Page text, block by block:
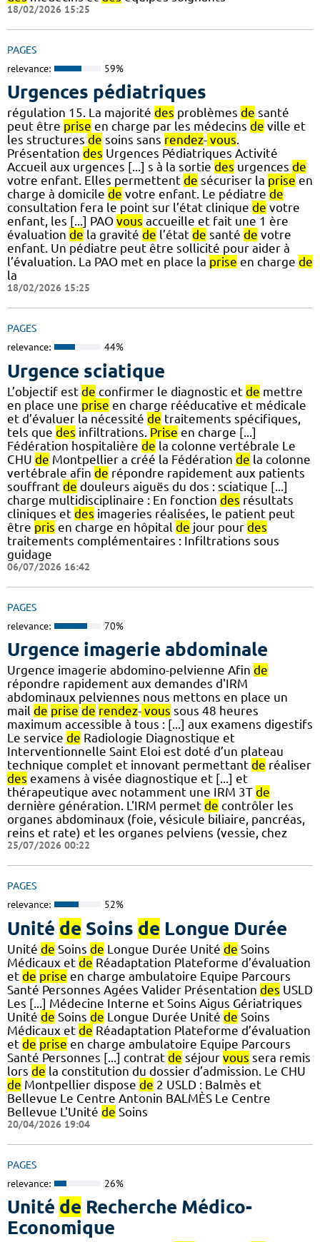
18/02/2026 15:25
PAGES
relevance: 59%
Urgences pédiatriques
régulation 15. La majorité des problèmes de santé
peut être prise en charge par les médecins de ville et
les structures de soins sans rendez- vous.
Présentation des Urgences Pédiatriques Activité
Accueil aux urgences [...] s à la sortie des urgences de
votre enfant. Elles permettent de sécuriser la prise en
charge à domicile de votre enfant. Le pédiatre de
consultation fera le point sur l’état clinique de votre
enfant, les [...] PAO vous accueille et fait une 1 ère
évaluation de la gravité de l’état de santé de votre
enfant. Un pédiatre peut être sollicité pour aider à
l’évaluation. La PAO met en place la prise en charge de
la
18/02/2026 15:25
PAGES
relevance: 44%
Urgence sciatique
L’objectif est de confirmer le diagnostic et de mettre
en place une prise en charge rééducative et médicale
et d’évaluer la nécessité de traitements spécifiques,
tels que des infiltrations. Prise en charge [...]
Fédération hospitalière de la colonne vertébrale Le
CHU de Montpellier a créé la Fédération de la colonne
vertébrale afin de répondre rapidement aux patients
souffrant de douleurs aiguës du dos : sciatique [...]
charge multidisciplinaire : En fonction des résultats
cliniques et des imageries réalisées, le patient peut
être pris en charge en hôpital de jour pour des
traitements complémentaires : Infiltrations sous
guidage
06/07/2026 16:42
PAGES
relevance: 70%
Urgence imagerie abdominale
Urgence imagerie abdomino-pelvienne Afin de
répondre rapidement aux demandes d'IRM
abdominaux pelviennes nous mettons en place un
mail de prise de rendez- vous sous 48 heures
maximum accessible à tous : [...] aux examens digestifs
Le service de Radiologie Diagnostique et
Interventionnelle Saint Eloi est doté d’un plateau
technique complet et innovant permettant de réaliser
des examens à visée diagnostique et [...] et
thérapeutique avec notamment une IRM 3T de
dernière génération. L'IRM permet de contrôler les
organes abdominaux (foie, vésicule biliaire, pancréas,
reins et rate) et les organes pelviens (vessie, chez
25/07/2026 00:22
PAGES
relevance: 52%
Unité de Soins de Longue Durée
Unité de Soins de Longue Durée Unité de Soins
Médicaux et de Réadaptation Plateforme d’évaluation
et de prise en charge ambulatoire Equipe Parcours
Santé Personnes Agées Valider Présentation des USLD
Les [...] Médecine Interne et Soins Aigus Gériatriques
Unité de Soins de Longue Durée Unité de Soins
Médicaux et de Réadaptation Plateforme d’évaluation
et de prise en charge ambulatoire Equipe Parcours
Santé Personnes [...] contrat de séjour vous sera remis
lors de la constitution du dossier d’admission. Le CHU
de Montpellier dispose de 2 USLD : Balmès et
Bellevue Le Centre Antonin BALMÈS Le Centre
Bellevue L'Unité de Soins
20/04/2026 19:04
PAGES
relevance: 26%
Unité de Recherche Médico-
Economique